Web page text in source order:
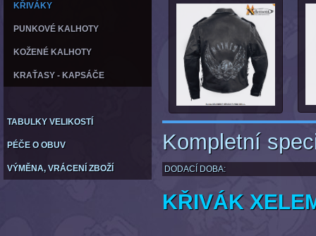
KŘIVÁKY
PUNKOVÉ KALHOTY
KOŽENÉ KALHOTY
KRAŤASY - KAPSÁČE
TABULKY VELIKOSTÍ
PÉČE O OBUV
VÝMĚNA, VRÁCENÍ ZBOŽÍ
Kompletní
DODACÍ DOBA:
KŘIVÁK